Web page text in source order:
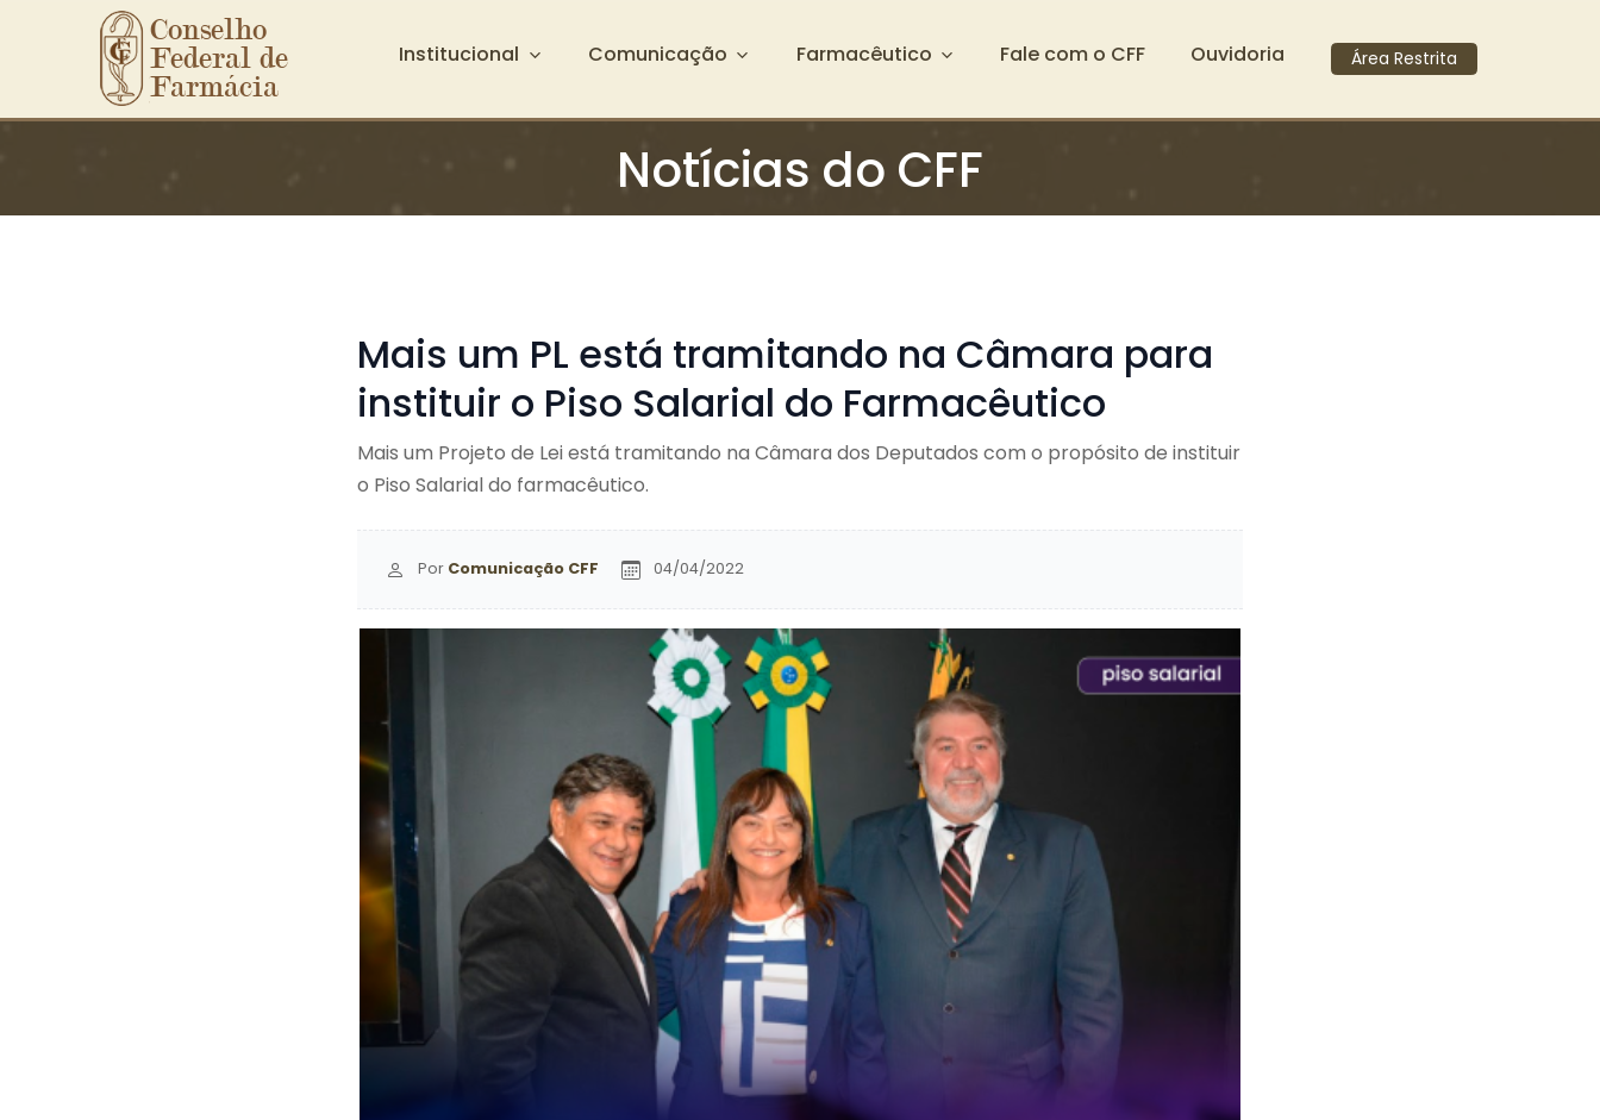
Ir para o conteúdo principal
Conselho
Federal de
Farmácia
Institucional Comunicação Farmacêutico Fale com o CFF Ouvidoria Área Restrita
Notícias do CFF
Mais um PL está tramitando na Câmara para
instituir o Piso Salarial do Farmacêutico
Mais um Projeto de Lei está tramitando na Câmara dos Deputados com o propósito de instituir
o Piso Salarial do farmacêutico.
Por Comunicação CFF 04/04/2022